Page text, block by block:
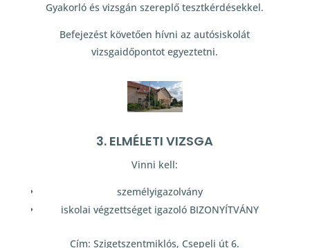
Gyakorló és vizsgán szereplő tesztkérdésekkel.
Befejezést követően hívni az autósiskolát
vizsgaidőpontot egyeztetni.
3. ELMÉLETI VIZSGA
Vinni kell:
személyigazolvány
iskolai végzettséget igazoló BIZONYÍTVÁNY
Cím: Szigetszentmiklós, Csepeli út 6.